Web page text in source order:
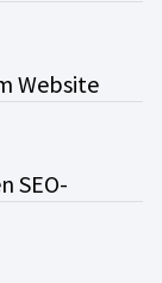
Website
SEO-